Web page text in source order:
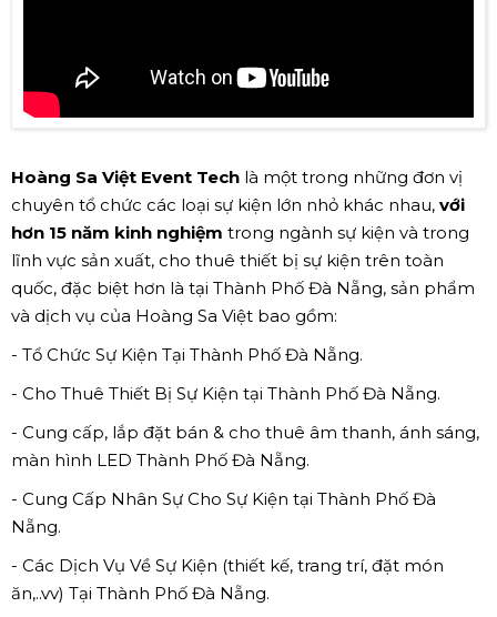
Hoàng Sa Việt Event Tech là một trong những đơn vị
chuyên tổ chức các loại sự kiện lớn nhỏ khác nhau, với
hơn 15 năm kinh nghiệm trong ngành sự kiện và trong
lĩnh vực sản xuất, cho thuê thiết bị sự kiện trên toàn
quốc, đặc biệt hơn là tại Thành Phố Đà Nẵng, sản phẩm
và dịch vụ của Hoàng Sa Việt bao gồm:
- Tổ Chức Sự Kiện Tại Thành Phố Đà Nẵng.
- Cho Thuê Thiết Bị Sự Kiện tại Thành Phố Đà Nẵng.
- Cung cấp, lắp đặt bán & cho thuê âm thanh, ánh sáng,
màn hình LED Thành Phố Đà Nẵng.
- Cung Cấp Nhân Sự Cho Sự Kiện tại Thành Phố Đà
Nẵng.
- Các Dịch Vụ Về Sự Kiện (thiết kế, trang trí, đặt món
ăn,..vv) Tại Thành Phố Đà Nẵng.